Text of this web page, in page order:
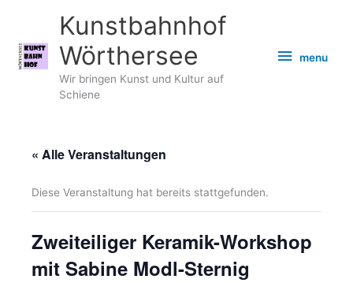
springen
Kunstbahnhof
Wörthersee
Wir bringen Kunst und Kultur auf
Schiene
menu
menu
« Alle Veranstaltungen
Diese Veranstaltung hat bereits stattgefunden.
Zweiteiliger Keramik-Workshop
mit Sabine Modl-Sternig